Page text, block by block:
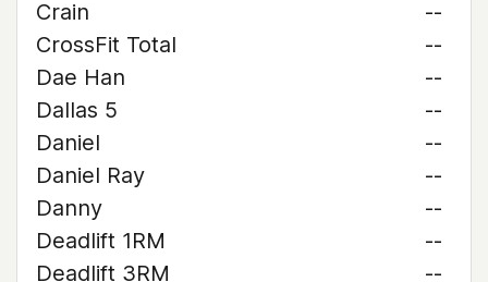
Crain
--
CrossFit Total
--
Dae Han
--
Dallas 5
--
Daniel
--
Daniel Ray
--
Danny
--
Deadlift 1RM
--
Deadlift 3RM
--